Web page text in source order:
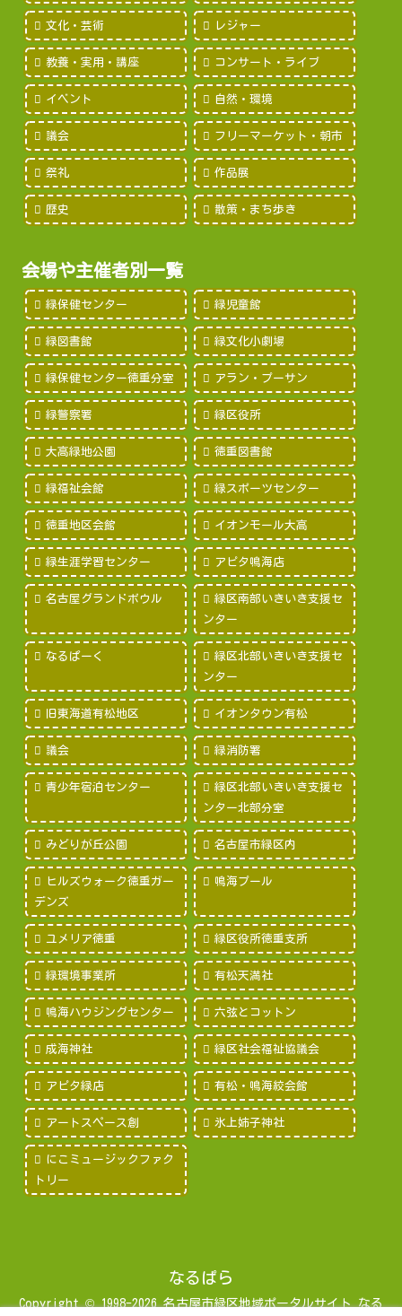
文化・芸術 レジャー
教養・実用・講座 コンサート・ライブ
イベント 自然・環境
議会 フリーマーケット・朝市
祭礼 作品展
歴史 散策・まち歩き
会場や主催者別一覧
緑保健センター 緑児童館
緑図書館 緑文化小劇場
緑保健センター徳重分室 アラン・プーサン
緑警察署 緑区役所
大高緑地公園 徳重図書館
緑福祉会館 緑スポーツセンター
徳重地区会館 イオンモール大高
緑生涯学習センター アピタ鳴海店
名古屋グランドボウル
緑区南部いきいき支援セ
ンター
なるぱーく
緑区北部いきいき支援セ
ンター
旧東海道有松地区 イオンタウン有松
議会 緑消防署
青少年宿泊センター
緑区北部いきいき支援セ
ンター北部分室
みどりが丘公園 名古屋市緑区内
ヒルズウォーク徳重ガー
デンズ
鳴海プール
ユメリア徳重 緑区役所徳重支所
緑環境事業所 有松天満社
鳴海ハウジングセンター 六弦とコットン
成海神社 緑区社会福祉協議会
アピタ緑店 有松・鳴海絞会館
アートスペース創 氷上姉子神社
にこミュージックファク
トリー
なるぱら
Copyright © 1998-2026 名古屋市緑区地域ポータルサイト なる